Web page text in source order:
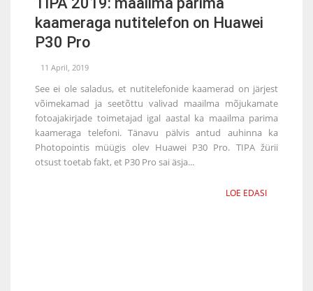
kaameraga nutitelefon on Huawei
P30 Pro
11 April, 2019
See ei ole saladus, et nutitelefonide kaamerad on järjest
võimekamad ja seetõttu valivad maailma mõjukamate
fotoajakirjade toimetajad igal aastal ka maailma parima
kaameraga telefoni. Tänavu pälvis antud auhinna ka
Photopointis müügis olev Huawei P30 Pro. TIPA žürii
otsust toetab fakt, et P30 Pro sai äsja...
LOE EDASI